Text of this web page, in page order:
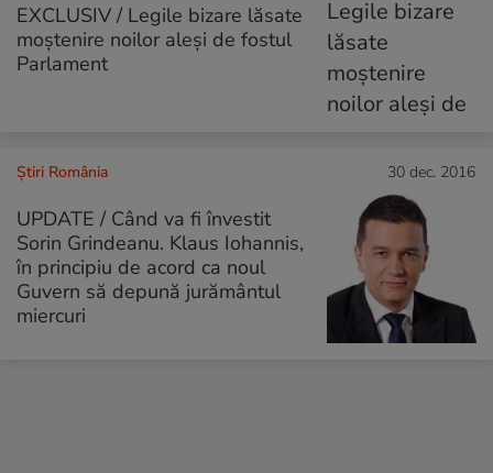
EXCLUSIV / Legile bizare lăsate
moștenire noilor aleși de fostul
Parlament
Știri România 30 dec. 2016
UPDATE / Când va fi învestit
Sorin Grindeanu. Klaus Iohannis,
în principiu de acord ca noul
Guvern să depună jurământul
miercuri